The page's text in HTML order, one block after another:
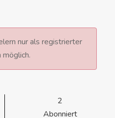
nur als registrierter
möglich.
2
Abonniert